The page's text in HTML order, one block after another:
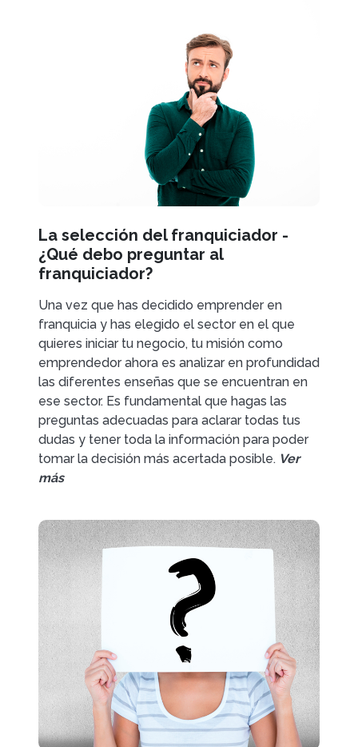
La selección del franquiciador -
¿Qué debo preguntar al
franquiciador?
Una vez que has decidido emprender en
franquicia y has elegido el sector en el que
quieres iniciar tu negocio, tu misión como
emprendedor ahora es analizar en profundidad
las diferentes enseñas que se encuentran en
ese sector. Es fundamental que hagas las
preguntas adecuadas para aclarar todas tus
dudas y tener toda la información para poder
tomar la decisión más acertada posible. Ver
más